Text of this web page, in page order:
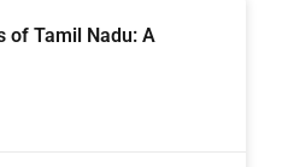
of Tamil Nadu: A